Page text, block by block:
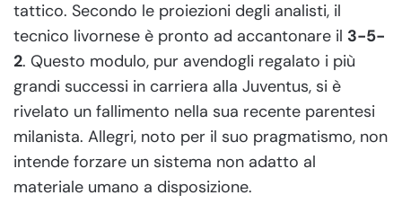
tattico. Secondo le proiezioni degli analisti, il
tecnico livornese è pronto ad accantonare il 3-5-
2. Questo modulo, pur avendogli regalato i più
grandi successi in carriera alla Juventus, si è
rivelato un fallimento nella sua recente parentesi
milanista. Allegri, noto per il suo pragmatismo, non
intende forzare un sistema non adatto al
materiale umano a disposizione.